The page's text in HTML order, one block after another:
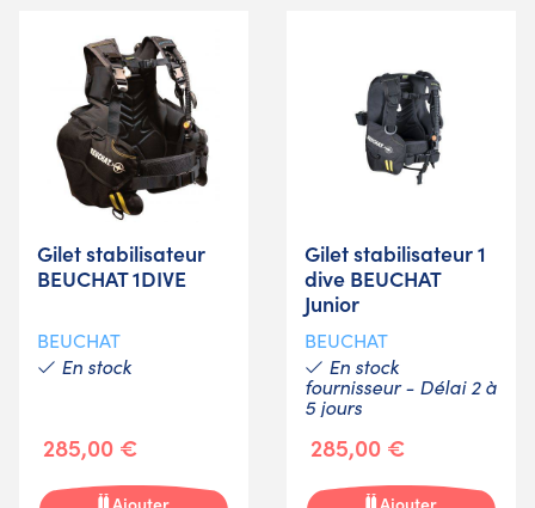
Gilet stabilisateur
BEUCHAT 1DIVE
BEUCHAT
En stock
285,00 €
Gilet stabilisateur 1
dive BEUCHAT
Junior
BEUCHAT
En stock
fournisseur - Délai 2 à
5 jours
285,00 €